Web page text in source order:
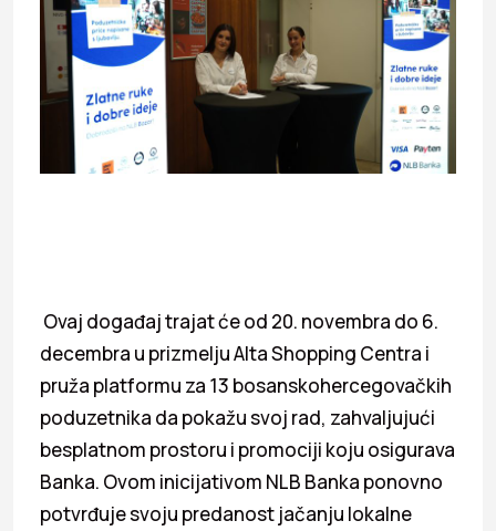
Ovaj događaj trajat će od 20. novembra do 6.
decembra u prizmelju Alta Shopping Centra i
pruža platformu za 13 bosanskohercegovačkih
poduzetnika da pokažu svoj rad, zahvaljujući
besplatnom prostoru i promociji koju osigurava
Banka. Ovom inicijativom NLB Banka ponovno
potvrđuje svoju predanost jačanju lokalne